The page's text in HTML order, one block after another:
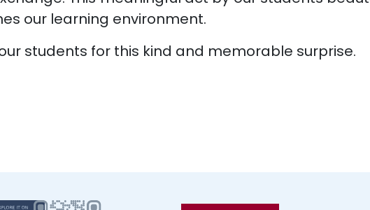
our learning environment.
students for this kind and memorable surprise.